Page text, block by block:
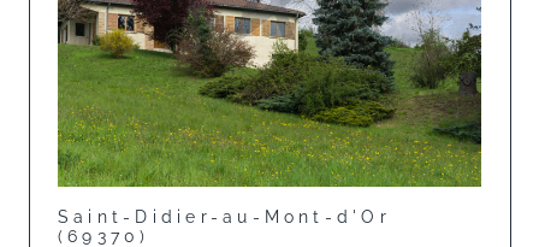
Saint-Didier-au-Mont-d'Or
(69370)